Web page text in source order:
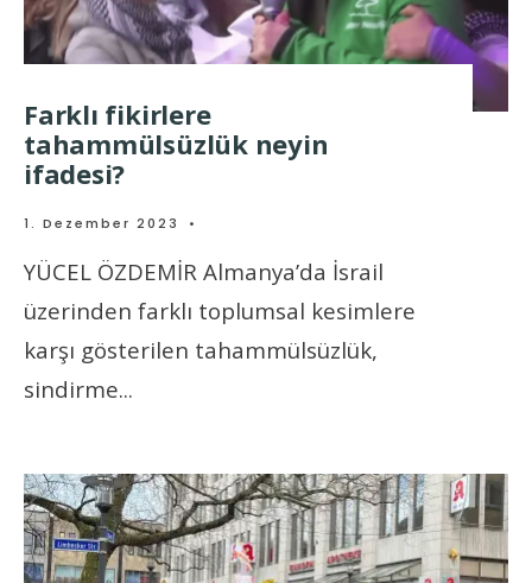
Farklı fikirlere
tahammülsüzlük neyin
ifadesi?
1. Dezember 2023 •
YÜCEL ÖZDEMİR Almanya’da İsrail
üzerinden farklı toplumsal kesimlere
karşı gösterilen tahammülsüzlük,
sindirme...